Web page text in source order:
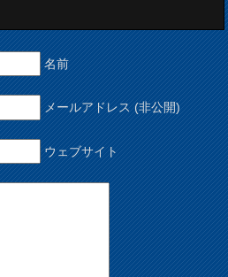
名前
メールアドレス (非公開)
ウェブサイト